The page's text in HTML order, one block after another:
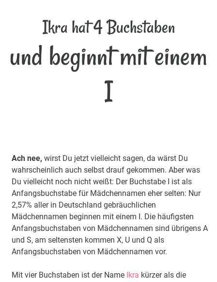
Ikra hat 4 Buchstaben
und beginnt mit einem
I
Ach nee, wirst Du jetzt vielleicht sagen, da wärst Du
wahrscheinlich auch selbst drauf gekommen. Aber was
Du vielleicht noch nicht weißt: Der Buchstabe I ist als
Anfangsbuchstabe für Mädchennamen eher selten: Nur
2,57% aller in Deutschland gebräuchlichen
Mädchennamen beginnen mit einem I. Die häufigsten
Anfangsbuchstaben von Mädchennamen sind übrigens A
und S, am seltensten kommen X, U und Q als
Anfangsbuchstaben von Mädchennamen vor.
Mit vier Buchstaben ist der Name Ikra kürzer als die